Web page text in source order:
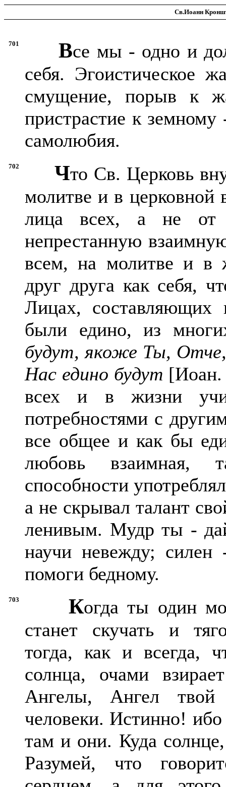
Св.Иоанн
701 Все мы - одно и
себя. Эгоистическое
смущение, порыв к
пристрастие к
самолюбия.
702 Что Св. Церковь
молитве и в церковной
лица всех, а не от
непрестанную
всем, на молитве и в
друг друга как себя,
Лицах, составляющих
были едино, из
будут, якоже Ты,
Нас едино будут [Иоан.
всех и в жизни
потребностями с
все общее и как бы
любовь взаимная,
способности
а не скрывал талант
ленивым. Мудр ты -
научи невежду; силен
помоги бедному.
703 Когда ты один
станет скучать и
тогда, как и всегда,
солнца, очами
Ангелы, Ангел
человеки. Истинно!
там и они. Куда
Разумей, что